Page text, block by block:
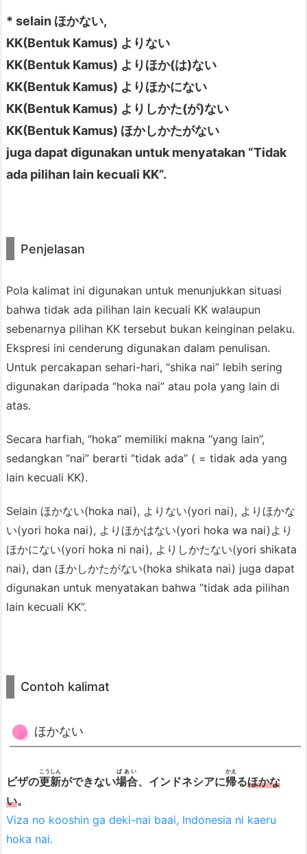
a
l
i
m
a
1.
ほ
よ
り
な
い,
よ
り
い,
l
l
Gak bisa ngapa-ngapain karena
datanya ada di PC.
Gak ada pilihan lain selain nunggu
dengan sabar.
* selain ほかない,
KK(Bentuk Kamus) よりない
KK(Bentuk Kamus) よりほか(は)ない
KK(Bentuk Kamus) よりほかにない
KK(Bentuk Kamus) よりしかた(が)ない
KK(Bentuk Kamus) ほかしかたがない
juga dapat digunakan untuk menyatakan “Tidak
ada pilihan lain kecuali KK”.
Penjelasan
Pola kalimat ini digunakan untuk menunjukkan situasi
bahwa tidak ada pilihan lain kecuali KK walaupun
sebenarnya pilihan KK tersebut bukan keinginan pelaku.
Ekspresi ini cenderung digunakan dalam penulisan.
Untuk percakapan sehari-hari, “shika nai” lebih sering
digunakan daripada “hoka nai” atau pola yang lain di
atas.
Secara harfiah, “hoka” memiliki makna “yang lain”,
sedangkan “nai” berarti “tidak ada” ( = tidak ada yang
lain kecuali KK).
Selain ほかない(hoka nai), よりない(yori nai), よりほかな
い(yori hoka nai), よりほかはない(yori hoka wa nai)より
ほかにない(yori hoka ni nai), よりしかたない(yori shikata
nai), dan ほかしかたがない(hoka shikata nai) juga dapat
digunakan untuk menyatakan bahwa “tidak ada pilihan
lain kecuali KK”.
Contoh kalimat
ほかない
ビザの更新
こうしん
ができない場合
ばあい
、インドネシアに帰
かえ
るほかな
い。
Viza no kooshin ga deki-nai baai, Indonesia ni kaeru
hoka nai.